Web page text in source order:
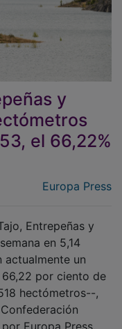
y
el 66,22%
en 5,14
un
por ciento de
hectómetros--,
Europa Press.